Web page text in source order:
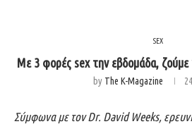
SEX
Με 3 φορές sex την εβδομάδα, ζούμε
by The K-Magazine
Σύμφωνα με τον Dr. David Weeks,